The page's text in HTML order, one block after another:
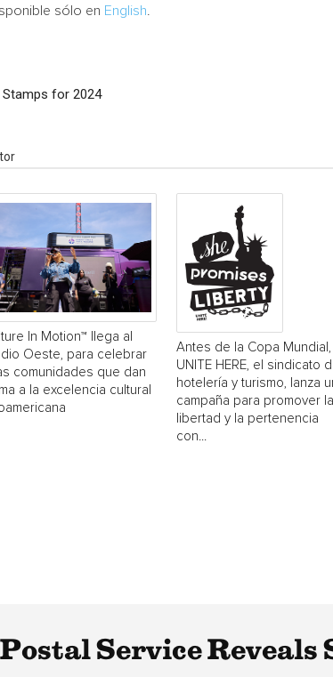
sólo en English
Stamps for 2024
In Motion™ llega al
Oeste, para celebrar
comunidades que dan
a la excelencia cultural
Antes de la Copa Mundial,
UNITE HERE, el sindicato
hotelería y turismo, lanza
campaña para promover la
libertad y la pertenencia
con...
Service Reveals